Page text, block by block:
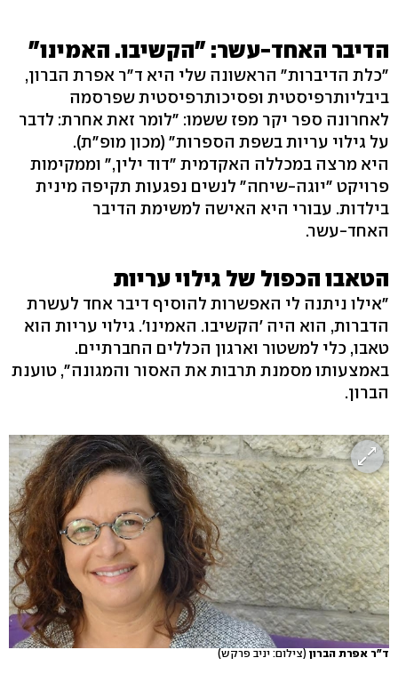
הדיבר האחד-עשר: "הקשיבו. האמינו"
"כלת הדיברות" הראשונה שלי היא ד"ר אפרת הברון,
ביבליותרפיסטית ופסיכותרפיסטית שפרסמה
לאחרונה ספר יקר מפז ששמו: "לומר זאת אחרת: לדבר
על גילוי עריות בשפת הספרות" (מכון מופ"ת).
היא מרצה במכללה האקדמית "דוד ילין," וממקימות
פרויקט "יוגה-שיחה" לנשים נפגעות תקיפה מינית
בילדות. עבורי היא האישה למשימת הדיבר
האחד-עשר.
הטאבו הכפול של גילוי עריות
"אילו ניתנה לי האפשרות להוסיף דיבר אחד לעשרת
הדברות, הוא היה 'הקשיבו. האמינו'. גילוי עריות הוא
טאבו, כלי למשטור וארגון הכללים החברתיים.
באמצעותו מסמנת תרבות את האסור והמגונה", טוענת
הברון.
ד"ר אפרת הברון (צילום: יניב פרקש)